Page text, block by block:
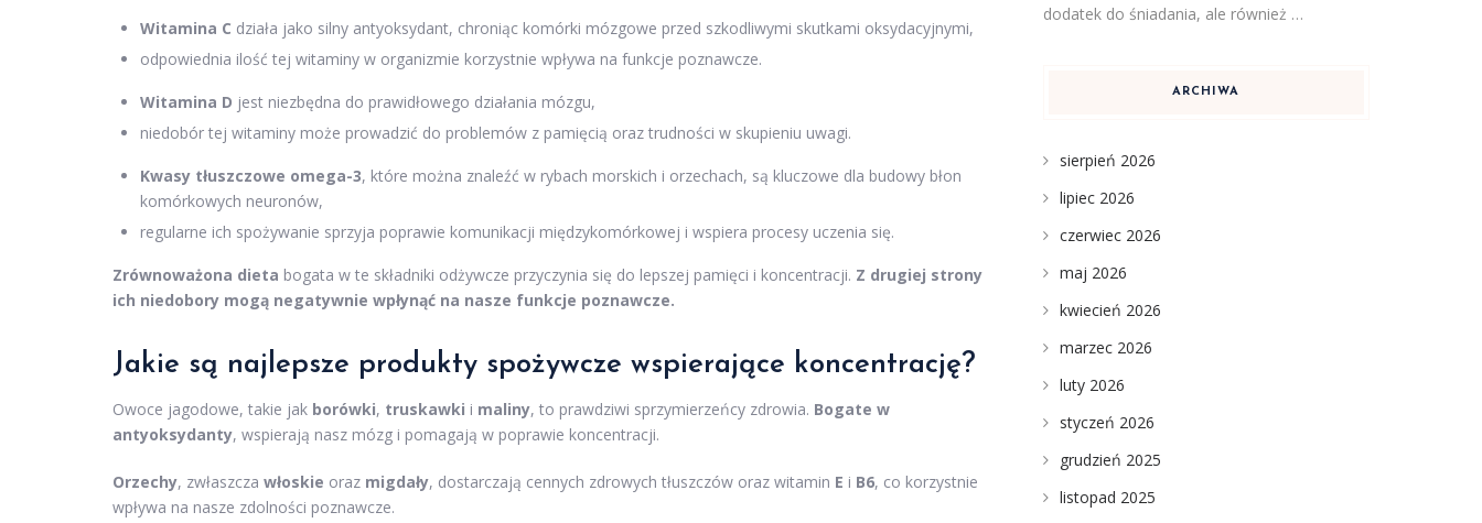
Witamina C działa jako silny antyoksydant, chroniąc komórki mózgowe przed szkodliwymi skutkami oksydacyjnymi,
odpowiednia ilość tej witaminy w organizmie korzystnie wpływa na funkcje poznawcze.
Witamina D jest niezbędna do prawidłowego działania mózgu,
niedobór tej witaminy może prowadzić do problemów z pamięcią oraz trudności w skupieniu uwagi.
Kwasy tłuszczowe omega-3, które można znaleźć w rybach morskich i orzechach, są kluczowe dla budowy błon
komórkowych neuronów,
regularne ich spożywanie sprzyja poprawie komunikacji międzykomórkowej i wspiera procesy uczenia się.
Zrównoważona dieta bogata w te składniki odżywcze przyczynia się do lepszej pamięci i koncentracji. Z drugiej strony
ich niedobory mogą negatywnie wpłynąć na nasze funkcje poznawcze.
Jakie są najlepsze produkty spożywcze wspierające koncentrację?
Owoce jagodowe, takie jak borówki, truskawki i maliny, to prawdziwi sprzymierzeńcy zdrowia. Bogate w
antyoksydanty, wspierają nasz mózg i pomagają w poprawie koncentracji.
Orzechy, zwłaszcza włoskie oraz migdały, dostarczają cennych zdrowych tłuszczów oraz witamin E i B6, co korzystnie
wpływa na nasze zdolności poznawcze.
dodatek do śniadania, ale również …
ARCHIWA
sierpień 2026
lipiec 2026
czerwiec 2026
maj 2026
kwiecień 2026
marzec 2026
luty 2026
styczeń 2026
grudzień 2025
listopad 2025